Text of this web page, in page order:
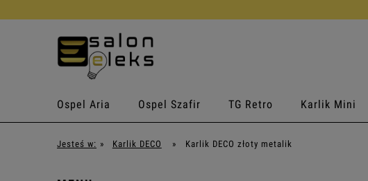
Ospel Aria Ospel Szafir TG Retro Karlik Mini
Jesteś w: » Karlik DECO » Karlik DECO złoty metalik